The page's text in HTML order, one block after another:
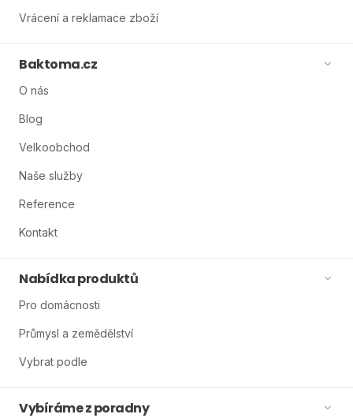
Vrácení a reklamace zboží
Baktoma.cz
O nás
Blog
Velkoobchod
Naše služby
Reference
Kontakt
Nabídka produktů
Pro domácnosti
Průmysl a zemědělství
Vybrat podle
Vybíráme z poradny